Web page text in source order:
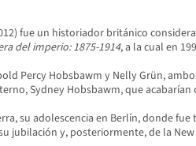
fue un historiador británico
del imperio: 1875-1914, a la cual en
Percy Hobsbawm y Nelly Grün,
Sydney Hobsbawm, que
su adolescencia en Berlín, donde
jubilación y, posteriormente, de la New